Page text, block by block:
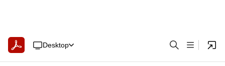
Desktop